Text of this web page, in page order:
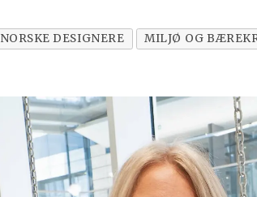
NORSKE DESIGNERE MILJØ OG